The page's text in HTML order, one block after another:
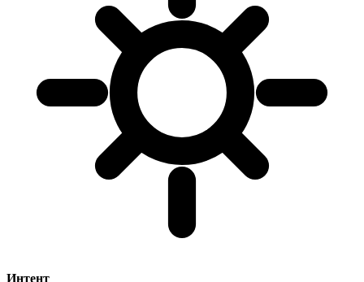
Интент